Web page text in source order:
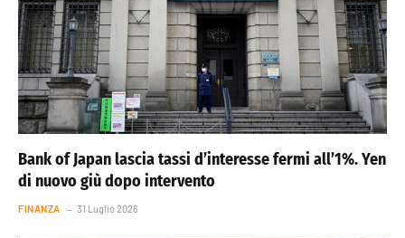
Bank of Japan lascia tassi d’interesse fermi all’1%. Yen
di nuovo giù dopo intervento
FINANZA 31 Luglio 2026